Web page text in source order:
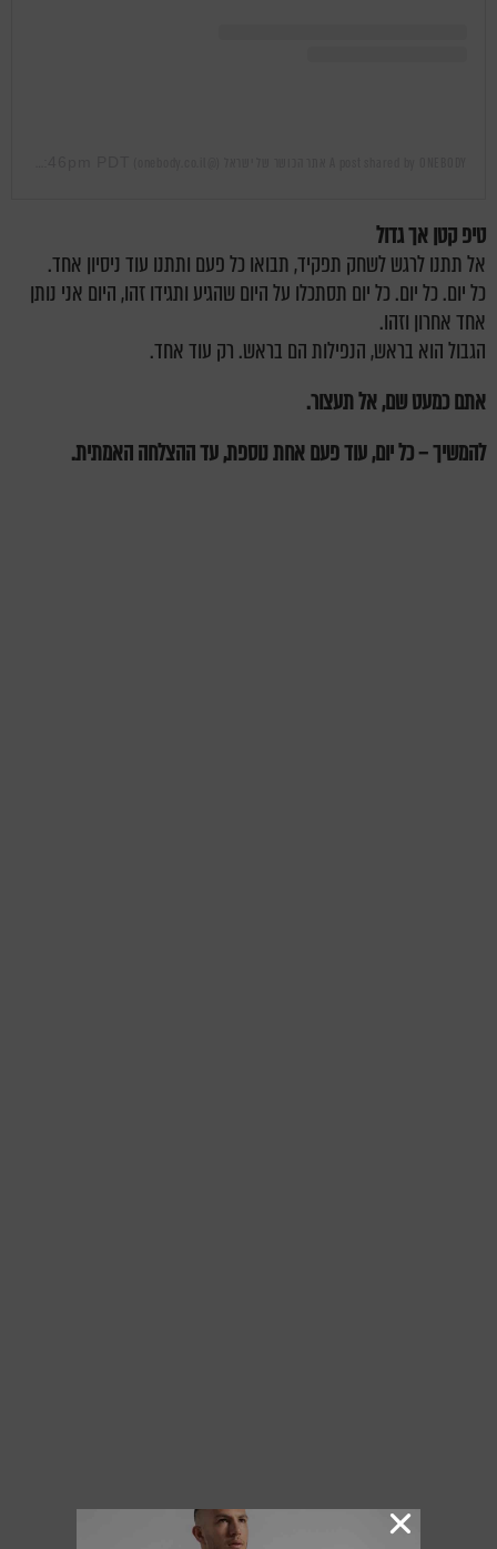
טיפ קטן אך גדול
אל תתנו לרגש לשחק תפקיד, תבואו כל פעם ותתנו עוד ניסיון אחד.
כל יום. כל יום. כל יום תסתכלו על היום שהגיע ותגידו זהו, היום אני נותן
אחד אחרון וזהו.
הגבול הוא בראש, הנפילות הם בראש. רק עוד אחד.
אתם כמעט שם, אל תעצור.
להמשיך – כל יום, עוד פעם אחת נוספת, עד ההצלחה האמתית.